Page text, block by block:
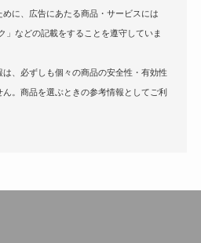
に、広告にあたる商品・サービスには
」などの記載をすることを遵守していま
は、必ずしも個々の商品の安全性・有効性
。商品を選ぶときの参考情報としてご利